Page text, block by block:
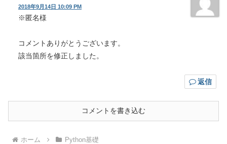
2018年9月14日 10:09 PM
※匿名様
コメントありがとうございます。
該当箇所を修正しました。
返信
コメントを書き込む
ホーム Python基礎